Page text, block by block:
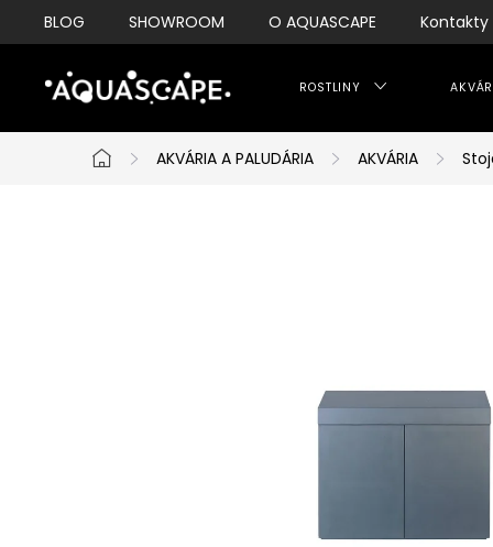
Přejít
na
BLOG SHOWROOM O AQUASCAPE Kontakty
ROSTLINY
Domů
AKVÁRIA A PALUDÁRIA AKVÁRIA